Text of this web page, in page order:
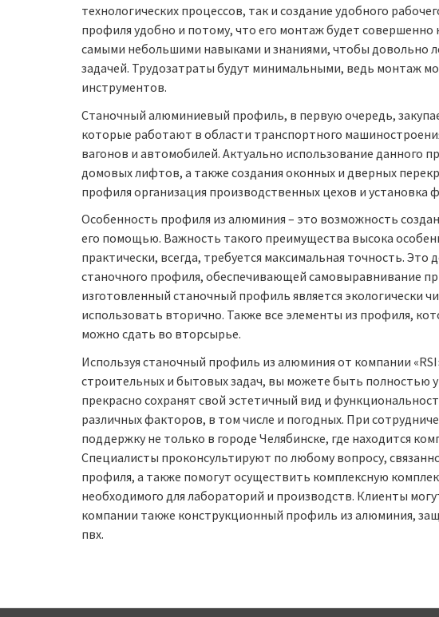
технологических процессов, так и создание удобного
профиля удобно и потому, что его монтаж будет
самыми небольшими навыками и знаниями, чтобы довольно
задачей. Трудозатраты будут минимальными, ведь монтаж
инструментов.
Станочный алюминиевый профиль, в первую очередь,
которые работают в области транспортного
вагонов и автомобилей. Актуально использование данного
домовых лифтов, а также создания оконных и дверных
профиля организация производственных цехов и установка
Особенность профиля из алюминия – это возможность
его помощью. Важность такого преимущества высока
практически, всегда, требуется максимальная точность.
станочного профиля, обеспечивающей самовыравнивание
изготовленный станочный профиль является экологически
использовать вторично. Также все элементы из профиля,
можно сдать во вторсырье.
Используя станочный профиль из алюминия от компании
строительных и бытовых задач, вы можете быть полностью
прекрасно сохранят свой эстетичный вид и
различных факторов, в том числе и погодных. При
поддержку не только в городе Челябинске, где находится
Специалисты проконсультируют по любому вопросу,
профиля, а также помогут осуществить комплексную
необходимого для лабораторий и производств. Клиенты
компании также конструкционный профиль из алюминия,
пвх.